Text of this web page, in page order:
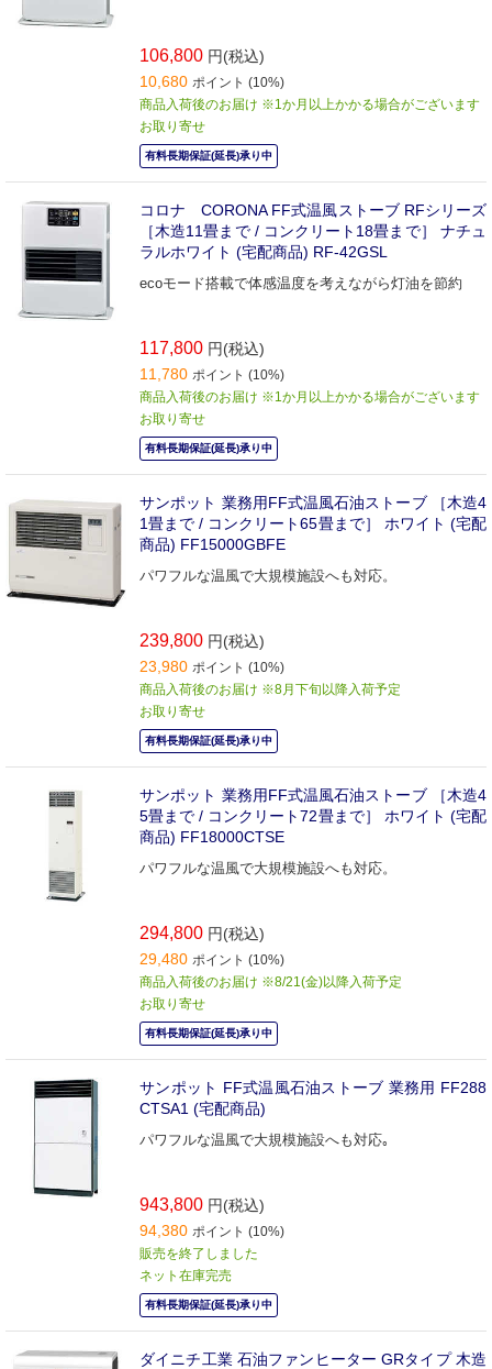
106,800 円(税込)
10,680 ポイント (10%)
商品入荷後のお届け ※1か月以上かかる場合がございます
お取り寄せ
有料長期保証(延長)承り中
コロナ CORONA FF式温風ストーブ RFシリーズ
［木造11畳まで / コンクリート18畳まで］ ナチュ
ラルホワイト (宅配商品) RF-42GSL
ecoモード搭載で体感温度を考えながら灯油を節約
117,800 円(税込)
11,780 ポイント (10%)
商品入荷後のお届け ※1か月以上かかる場合がございます
お取り寄せ
有料長期保証(延長)承り中
サンポット 業務用FF式温風石油ストーブ ［木造4
1畳まで / コンクリート65畳まで］ ホワイト (宅配
商品) FF15000GBFE
パワフルな温風で大規模施設へも対応。
239,800 円(税込)
23,980 ポイント (10%)
商品入荷後のお届け ※8月下旬以降入荷予定
お取り寄せ
有料長期保証(延長)承り中
サンポット 業務用FF式温風石油ストーブ ［木造4
5畳まで / コンクリート72畳まで］ ホワイト (宅配
商品) FF18000CTSE
パワフルな温風で大規模施設へも対応。
294,800 円(税込)
29,480 ポイント (10%)
商品入荷後のお届け ※8/21(金)以降入荷予定
お取り寄せ
有料長期保証(延長)承り中
サンポット FF式温風石油ストーブ 業務用 FF288
CTSA1 (宅配商品)
パワフルな温風で大規模施設へも対応｡
943,800 円(税込)
94,380 ポイント (10%)
販売を終了しました
ネット在庫完売
有料長期保証(延長)承り中
ダイニチ工業 石油ファンヒーター GRタイプ 木造